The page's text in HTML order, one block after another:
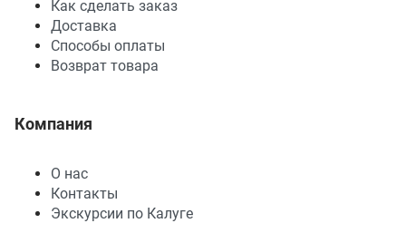
Как сделать заказ
Доставка
Способы оплаты
Возврат товара
Компания
О нас
Контакты
Экскурсии по Калуге